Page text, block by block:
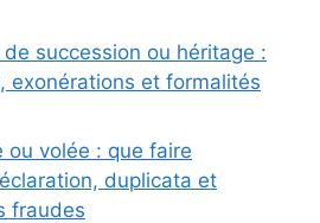
succession ou héritage :
exonérations et formalités
ou volée : que faire
duplicata et
fraudes